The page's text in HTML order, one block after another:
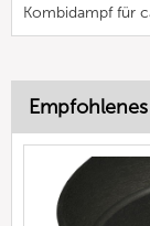
Kombidampf für